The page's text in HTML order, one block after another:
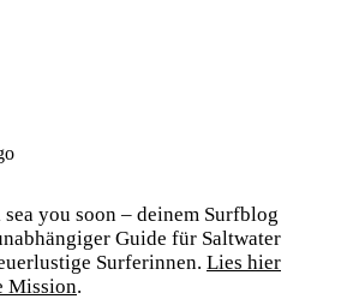
you soon – deinem Surfblog
Guide für Saltwater
Surferinnen. Lies hier
Mission.